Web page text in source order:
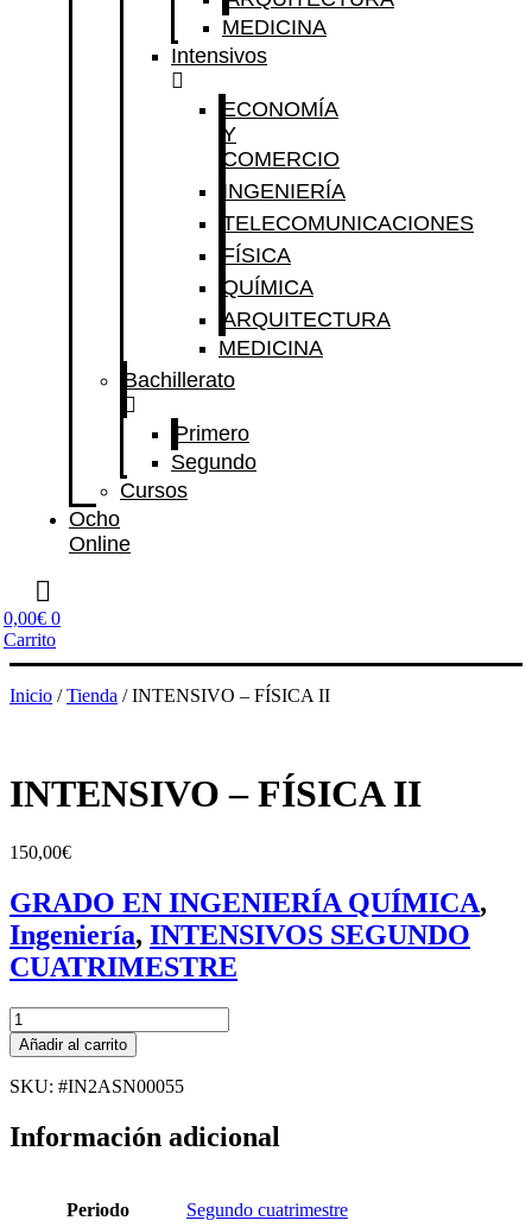
MEDICINA
Intensivos
ECONOMÍA
Y
COMERCIO
INGENIERÍA
TELECOMUNICACIONES
FÍSICA
QUÍMICA
ARQUITECTURA
MEDICINA
Bachillerato
Primero
Segundo
Cursos
Ocho
Online
0,00€ 0
Carrito
Inicio /Tienda /INTENSIVO – FÍSICA II
INTENSIVO – FÍSICA II
150,00€
GRADO EN INGENIERÍA QUÍMICA,
Ingeniería, INTENSIVOS SEGUNDO
CUATRIMESTRE
INTENSIVO
-
FÍSICA
II
Añadir al carrito
SKU: #IN2ASN00055
Información adicional
Periodo Segundo cuatrimestre